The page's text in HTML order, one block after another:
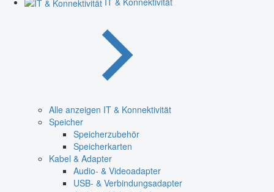
Alle anzeigen IT & Konnektivität
Speicher
Speicherzubehör
Speicherkarten
Kabel & Adapter
Audio- & Videoadapter
USB- & Verbindungsadapter